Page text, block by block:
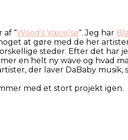
af “Wood’s Værelse“. Jeg har
at gøre med de her
steder. Efter det har
en helt ny wave og hvad
der laver DaBaby musik,
med et stort projekt igen.